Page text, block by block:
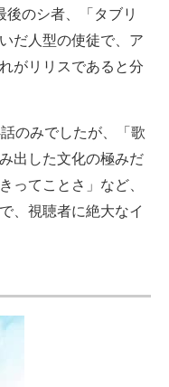
のシ者、「タブリ
だ人型の使徒で、ア
がリリスであると分
のみでしたが、「歌
出した文化の極みだ
ってことさ」など、
、視聴者に絶大なイ